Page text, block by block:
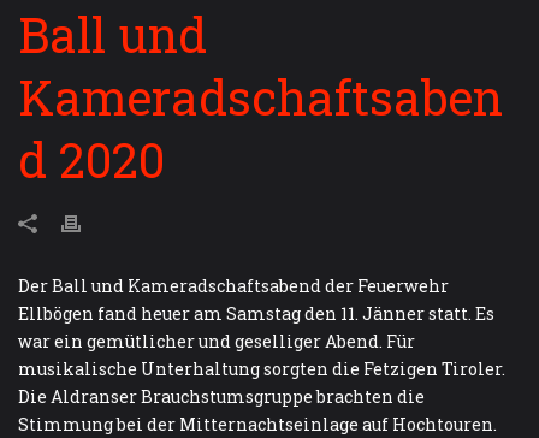
Ball und
Kameradschaftsaben
d 2020
Der Ball und Kameradschaftsabend der Feuerwehr
Ellbögen fand heuer am Samstag den 11. Jänner statt. Es
war ein gemütlicher und geselliger Abend. Für
musikalische Unterhaltung sorgten die Fetzigen Tiroler.
Die Aldranser Brauchstumsgruppe brachten die
Stimmung bei der Mitternachtseinlage auf Hochtouren.